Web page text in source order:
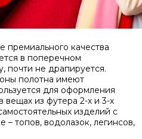
премиального качества
в поперечном
почти не драпируется.
полотна имеют
для оформления
вещах из футера 2-х и 3-х
изделий с
топов, водолазок, легинсов,